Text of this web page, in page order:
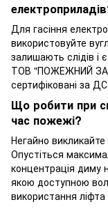
Для гасіння
використовуйте
залишають слідів і
ТОВ "ПОЖЕЖНИЙ
сертифіковані за
Що робити при
час пожежі?
Негайно
Опустіться
концентрація диму
якою доступною
використання